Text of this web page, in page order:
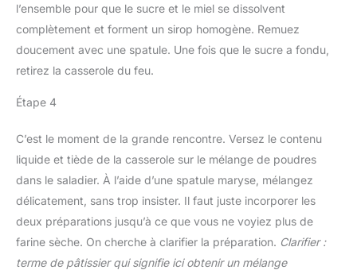
l’ensemble pour que le sucre et le miel se dissolvent
complètement et forment un sirop homogène. Remuez
doucement avec une spatule. Une fois que le sucre a fondu,
retirez la casserole du feu.
Étape 4
C’est le moment de la grande rencontre. Versez le contenu
liquide et tiède de la casserole sur le mélange de poudres
dans le saladier. À l’aide d’une spatule maryse, mélangez
délicatement, sans trop insister. Il faut juste incorporer les
deux préparations jusqu’à ce que vous ne voyiez plus de
farine sèche. On cherche à clarifier la préparation. Clarifier :
terme de pâtissier qui signifie ici obtenir un mélange